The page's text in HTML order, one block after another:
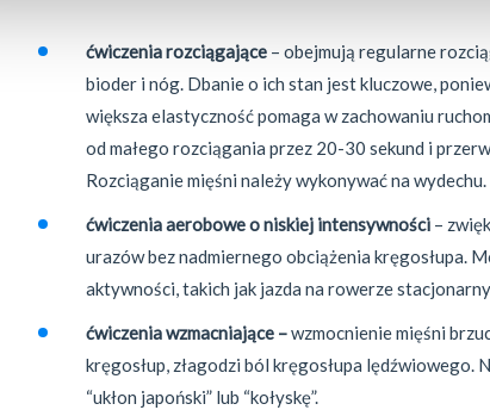
ćwiczenia rozciągające – obejmują regularne
bioder i nóg. Dbanie o ich stan jest kluczowe,
większa elastyczność pomaga w zachowaniu
od małego rozciągania przez 20-30 sekund i
Rozciąganie mięśni należy wykonywać na wydechu.
ćwiczenia aerobowe o niskiej intensywności –
urazów bez nadmiernego obciążenia kręgosłupa.
aktywności, takich jak jazda na rowerze
ćwiczenia wzmacniające –wzmocnienie mięśni
kręgosłup, złagodzi ból kręgosłupa lędźwiowego.
“ukłon japoński” lub “kołyskę”.